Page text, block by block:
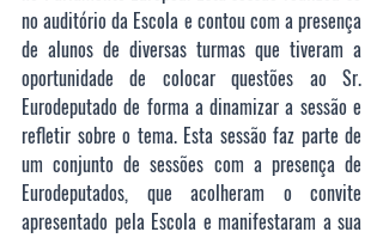
no auditório da Escola e contou com a presença
de alunos de diversas turmas que tiveram a
oportunidade de colocar questões ao Sr.
Eurodeputado de forma a dinamizar a sessão e
refletir sobre o tema. Esta sessão faz parte de
um conjunto de sessões com a presença de
Eurodeputados, que acolheram o convite
apresentado pela Escola e manifestaram a sua